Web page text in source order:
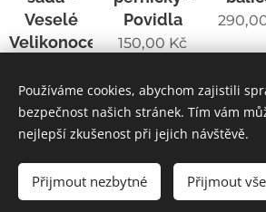
Veselé
Velikonoce
Povidla
150,00 Kč
Candy by Deny
Používáme cookies, abychom zajistili
bezpečnost našich stránek. Tím vám
nejlepší zkušenost při jejich návštěvě.
Přijmout nezbytné Přijmout vše